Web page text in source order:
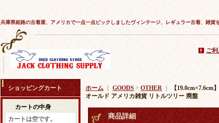
兵庫県姫路の古着屋、アメリカで一点一点ピックしましたヴィンテージ、レギュラー古着、雑貨
ご
ショッピングカート
カートの中身
カートは空です。
ホーム GOODS > OTHER
【
オールド アメリカ雑貨 リトルツリー 廃盤
商品詳細